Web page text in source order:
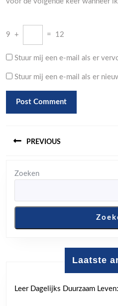
9 + = 12
Stuur mij een e-mail als er
Stuur mij een e-mail als er
PREVIOUS
post:
Zoeken
Laatste
Leer Dagelijks Duurzaam